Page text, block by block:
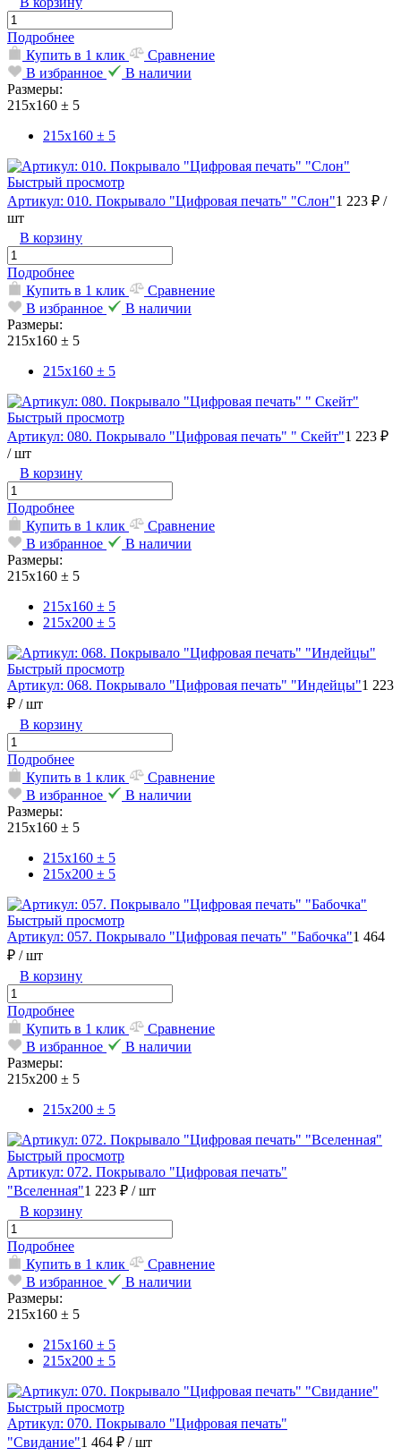
Подробнее
Купить в 1 клик
Сравнение
В избранное
В наличии
Размеры:
215х160 ± 5
215х160 ± 5
Быстрый просмотр
Артикул: 010. Покрывало "Цифровая печать" "Слон"1 223 ₽ /
шт
В корзину
Подробнее
Купить в 1 клик
Сравнение
В избранное
В наличии
Размеры:
215х160 ± 5
215х160 ± 5
Быстрый просмотр
Артикул: 080. Покрывало "Цифровая печать" " Скейт"1 223 ₽
/ шт
В корзину
Подробнее
Купить в 1 клик
Сравнение
В избранное
В наличии
Размеры:
215х160 ± 5
215х160 ± 5
215х200 ± 5
Быстрый просмотр
Артикул: 068. Покрывало "Цифровая печать" "Индейцы"1 223
₽ / шт
В корзину
Подробнее
Купить в 1 клик
Сравнение
В избранное
В наличии
Размеры:
215х160 ± 5
215х160 ± 5
215х200 ± 5
Быстрый просмотр
Артикул: 057. Покрывало "Цифровая печать" "Бабочка"1 464
₽ / шт
В корзину
Подробнее
Купить в 1 клик
Сравнение
В избранное
В наличии
Размеры:
215х200 ± 5
215х200 ± 5
Быстрый просмотр
Артикул: 072. Покрывало "Цифровая печать"
"Вселенная"1 223 ₽ / шт
В корзину
Подробнее
Купить в 1 клик
Сравнение
В избранное
В наличии
Размеры:
215х160 ± 5
215х160 ± 5
215х200 ± 5
Быстрый просмотр
Артикул: 070. Покрывало "Цифровая печать"
"Свидание"1 464 ₽ / шт